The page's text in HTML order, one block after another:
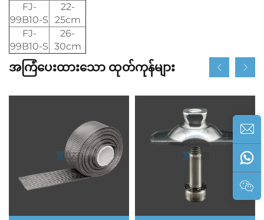
FJ-
99B10-S
22-
25cm
FJ-
99B10-S
26-
30cm
အကြံပေးထားသော ထုတ်ကုန်များ